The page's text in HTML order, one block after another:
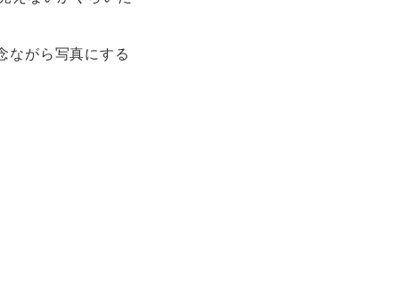
ながら写真にする